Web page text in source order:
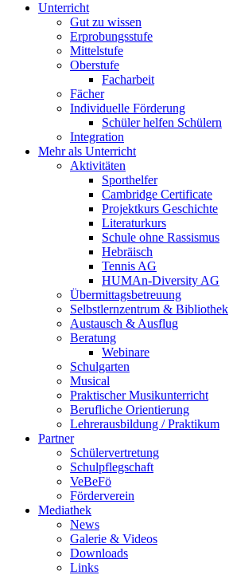
Unterricht
Gut zu wissen
Erprobungsstufe
Mittelstufe
Oberstufe
Facharbeit
Fächer
Individuelle Förderung
Schüler helfen Schülern
Integration
Mehr als Unterricht
Aktivitäten
Sporthelfer
Cambridge Certificate
Projektkurs Geschichte
Literaturkurs
Schule ohne Rassismus
Hebräisch
Tennis AG
HUMAn-Diversity AG
Übermittagsbetreuung
Selbstlernzentrum & Bibliothek
Austausch & Ausflug
Beratung
Webinare
Schulgarten
Musical
Praktischer Musikunterricht
Berufliche Orientierung
Lehrerausbildung / Praktikum
Partner
Schülervertretung
Schulpflegschaft
VeBeFö
Förderverein
Mediathek
News
Galerie & Videos
Downloads
Links